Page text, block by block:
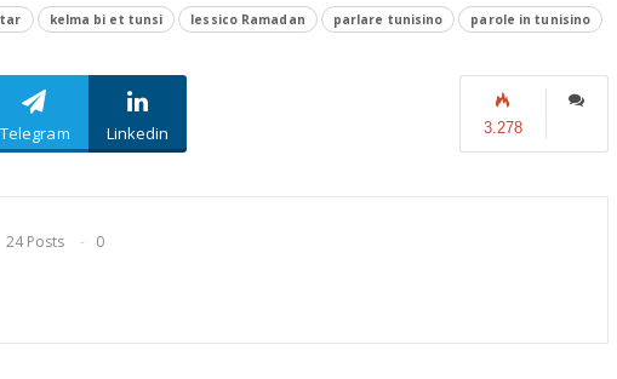
kelma bi et tunsi lessico Ramadan parlare tunisino
parole in tunisino
3.278
Telegram Linkedin
24 Posts
0